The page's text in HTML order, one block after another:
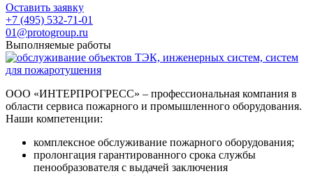
Оставить заявку
+7 (495) 532-71-01
01@protogroup.ru
Выполняемые работы
ООО «ИНТЕРПРОГРЕСС» – профессиональная компания в
области сервиса пожарного и промышленного оборудования.
Наши компетенции:
комплексное обслуживание пожарного оборудования;
пролонгация гарантированного срока службы
пенообразователя с выдачей заключения